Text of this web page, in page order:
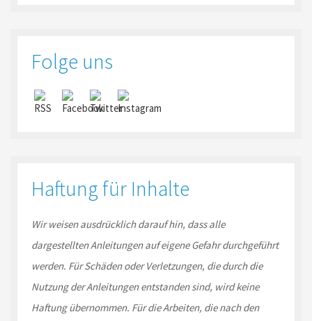
Folge uns
Haftung für Inhalte
Wir weisen ausdrücklich darauf hin, dass alle
dargestellten Anleitungen auf eigene Gefahr durchgeführt
werden. Für Schäden oder Verletzungen, die durch die
Nutzung der Anleitungen entstanden sind, wird keine
Haftung übernommen. Für die Arbeiten, die nach den